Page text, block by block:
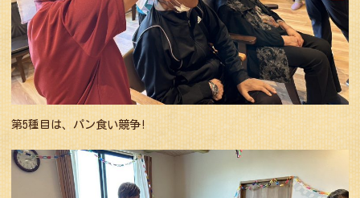
第5種目は、パン食い競争!